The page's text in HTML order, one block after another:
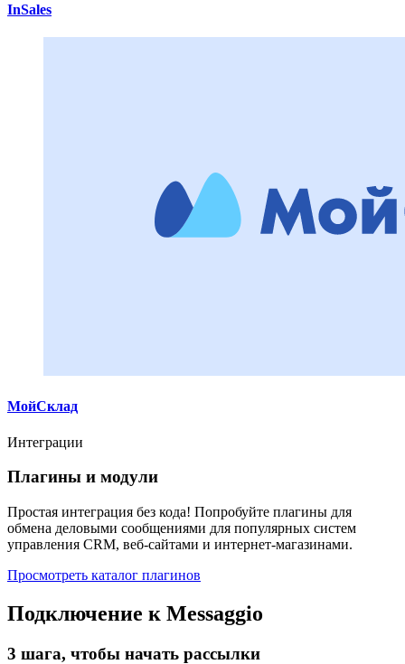
InSales
МойСклад
Интеграции
Плагины и модули
Простая интеграция без кода! Попробуйте плагины для
обмена деловыми сообщениями для популярных систем
управления CRM, веб-сайтами и интернет-магазинами.
Просмотреть каталог плагинов
Подключение к Messaggio
3 шага, чтобы начать рассылки